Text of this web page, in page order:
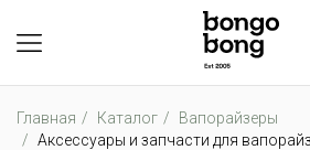
Главная Каталог
Вапорайзеры
Аксессуары и запчасти для